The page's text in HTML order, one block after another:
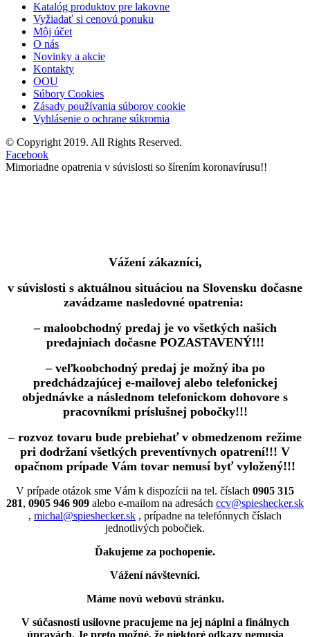
Katalóg produktov pre lakovne
Vyžiadať si cenovú ponuku
Môj účet
O nás
Novinky a akcie
Kontakty
OOU
Súbory Cookies
Zásady používania súborov cookie
Vyhlásenie o ochrane súkromia
© Copyright 2019. All Rights Reserved.
Facebook
Mimoriadne opatrenia v súvislosti so šírením koronavírusu!!
Vážení zákazníci,
v súvislosti s aktuálnou situáciou na Slovensku dočasne
zavádzame nasledovné opatrenia:
– maloobchodný predaj je vo všetkých našich
predajniach dočasne POZASTAVENÝ!!!
– veľkoobchodný predaj je možný iba po
predchádzajúcej e-mailovej alebo telefonickej
objednávke a následnom telefonickom dohovore s
pracovníkmi príslušnej pobočky!!!
– rozvoz tovaru bude prebiehať v obmedzenom režime
pri dodržaní všetkých preventívnych opatrení!!! V
opačnom prípade Vám tovar nemusí byť vyložený!!!
V prípade otázok sme Vám k dispozícii na tel. číslach 0905 315
281, 0905 946 909 alebo e-mailom na adresách ccv@spieshecker.sk
, michal@spieshecker.sk , prípadne na telefónnych číslach
jednotlivých pobočiek.
Ďakujeme za pochopenie.
Vážení návštevníci.
Máme novú webovú stránku.
V súčasnosti usilovne pracujeme na jej náplni a finálnych